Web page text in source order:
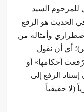
للمرحوم السيد
الحديث هو الرفع
وأمثاله من
أي أن نقول
أحكامها» أو
الرفع إلى
(لا حقيقياً